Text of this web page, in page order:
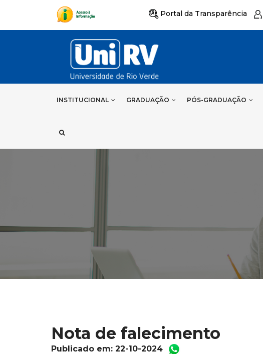
Portal da Transparência
INSTITUCIONAL GRADUAÇÃO PÓS-GRADUAÇÃO
Nota de falecimento
Publicado em: 22-10-2024